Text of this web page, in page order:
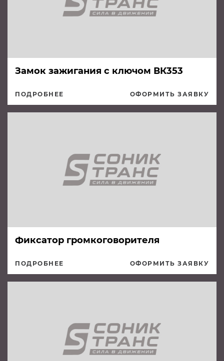
Замок зажигания с ключом ВК353
ПОДРОБНЕЕ ОФОРМИТЬ ЗАЯВКУ
Фиксатор громкоговорителя
ПОДРОБНЕЕ ОФОРМИТЬ ЗАЯВКУ